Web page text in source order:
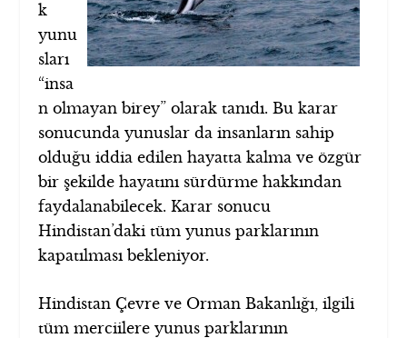
k
yunu
sları
“insa
n olmayan birey” olarak tanıdı. Bu karar
sonucunda yunuslar da insanların sahip
olduğu iddia edilen hayatta kalma ve özgür
bir şekilde hayatını sürdürme hakkından
faydalanabilecek. Karar sonucu
Hindistan’daki tüm yunus parklarının
kapatılması bekleniyor.
Hindistan Çevre ve Orman Bakanlığı, ilgili
tüm merciilere yunus parklarının